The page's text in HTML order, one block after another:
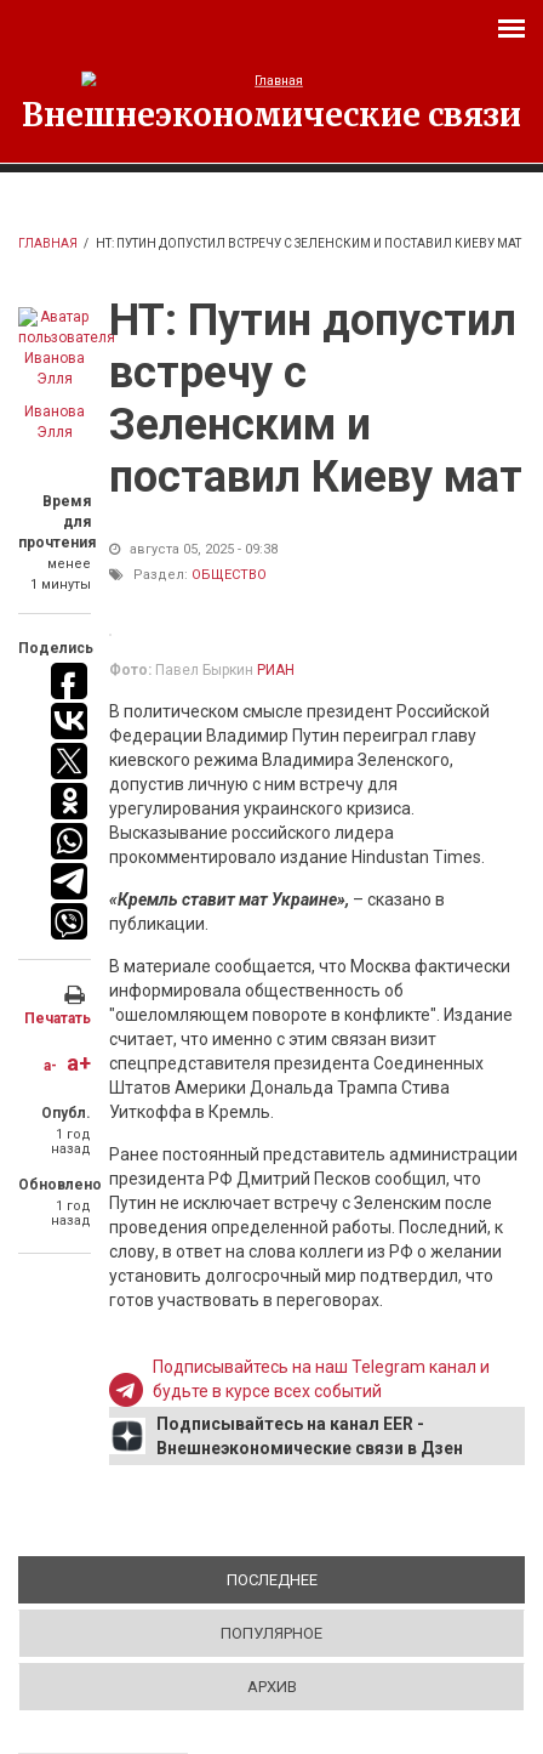
Внешнеэкономические связи
ГЛАВНАЯ / HT: ПУТИН ДОПУСТИЛ ВСТРЕЧУ С ЗЕЛЕНСКИМ И ПОСТАВИЛ КИЕВУ МАТ
Иванова
Элля
Время
для
прочтения
менее
1 минуты
Поделись
Печатать
a- a+
Опубл.
1 год
назад
Обновлено
1 год
назад
HT: Путин допустил
встречу с
Зеленским и
поставил Киеву мат
августа 05, 2025 - 09:38
Раздел: ОБЩЕСТВО
Фото: Павел Быркин РИАН
В политическом смысле президент Российской
Федерации Владимир Путин переиграл главу
киевского режима Владимира Зеленского,
допустив личную с ним встречу для
урегулирования украинского кризиса.
Высказывание российского лидера
прокомментировало издание Hindustan Times.
«Кремль ставит мат Украине», – сказано в
публикации.
В материале сообщается, что Москва фактически
информировала общественность об
"ошеломляющем повороте в конфликте". Издание
считает, что именно с этим связан визит
спецпредставителя президента Соединенных
Штатов Америки Дональда Трампа Стива
Уиткоффа в Кремль.
Ранее постоянный представитель администрации
президента РФ Дмитрий Песков сообщил, что
Путин не исключает встречу с Зеленским после
проведения определенной работы. Последний, к
слову, в ответ на слова коллеги из РФ о желании
установить долгосрочный мир подтвердил, что
готов участвовать в переговорах.
Подписывайтесь на наш Telegram канал и
будьте в курсе всех событий
Подписывайтесь на канал EER -
Внешнеэкономические связи в Дзен
ПОСЛЕДНЕЕ(АКТИВНАЯ ВКЛАДКА)
ПОПУЛЯРНОЕ
АРХИВ